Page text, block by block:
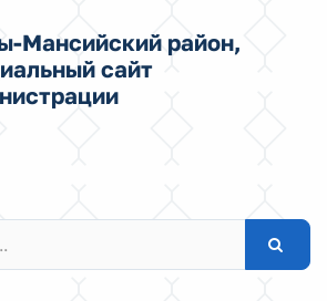
Мансийский район,
сайт